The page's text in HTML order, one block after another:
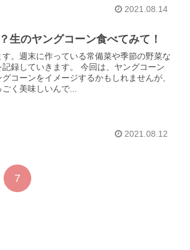
2021.08.14
生のヤングコーン食べてみて！
。週末に作っている常備菜や季節の野菜な
録していきます。 今回は、ヤングコーン
コーンをイメージするかもしれませんが、
く美味しいんで...
2021.08.12
7